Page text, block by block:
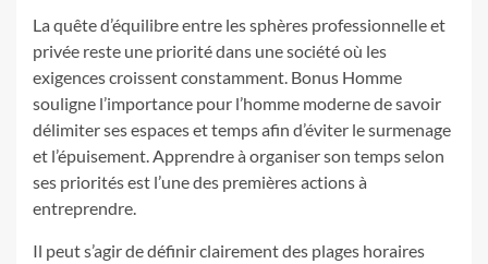
La quête d’équilibre entre les sphères professionnelle et
privée reste une priorité dans une société où les
exigences croissent constamment. Bonus Homme
souligne l’importance pour l’homme moderne de savoir
délimiter ses espaces et temps afin d’éviter le surmenage
et l’épuisement. Apprendre à organiser son temps selon
ses priorités est l’une des premières actions à
entreprendre.
Il peut s’agir de définir clairement des plages horaires